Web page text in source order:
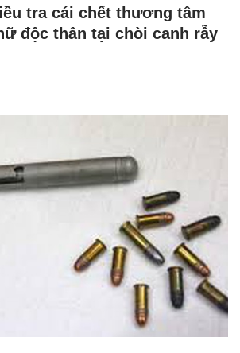
tra cái chết thương tâm
độc thân tại chòi canh rẫy